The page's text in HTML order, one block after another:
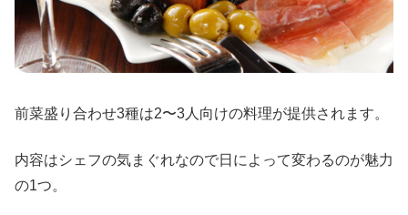
前菜盛り合わせ3種は2〜3人向けの料理が提供されます。
内容はシェフの気まぐれなので日によって変わるのが魅力
の1つ。